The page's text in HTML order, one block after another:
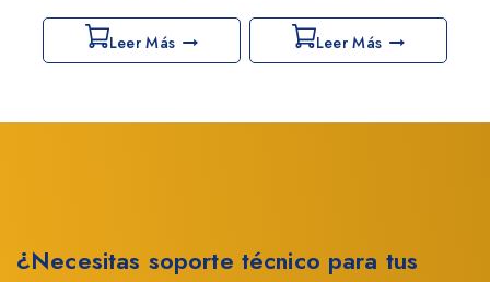
Leer Más Leer Más
¿Necesitas soporte técnico para tus